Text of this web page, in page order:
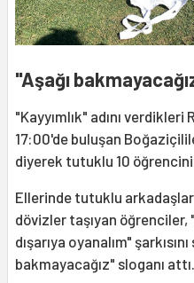
"Aşağı
"Kayyımlık" adını
17:00'de buluşan
diyerek tutuklu 10
Ellerinde tutuklu
dövizler taşıyan öğrenciler,
dışarıya oyanalım"
bakmayacağız" sloganı attı.